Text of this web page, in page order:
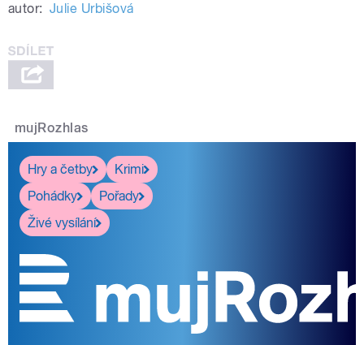
autor: Julie Urbišová
mujRozhlas
Hry a četby
Krimi
Pohádky
Pořady
Živé vysílání